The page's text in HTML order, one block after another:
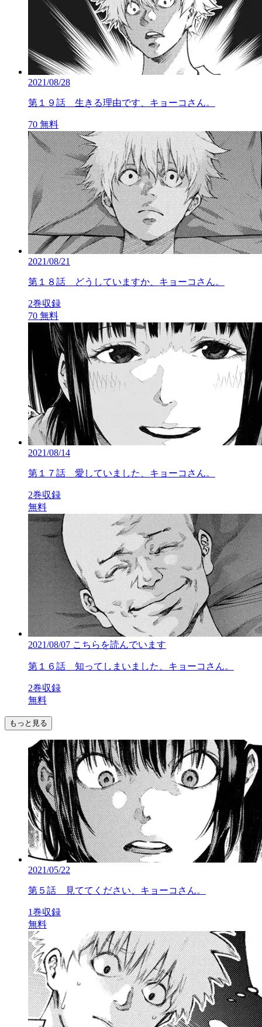
2021/08/28
第１９話 生きる理由です、キョーコさん。
70 無料
2021/08/21
第１８話 どうしていますか、キョーコさん。
2巻収録
70 無料
2021/08/14
第１７話 愛していました、キョーコさん。
2巻収録
無料
2021/08/07 こちらを読んでいます
第１６話 知ってしまいました、キョーコさん。
2巻収録
無料
もっと見る
2021/05/22
第５話 見ててください、キョーコさん。
1巻収録
無料